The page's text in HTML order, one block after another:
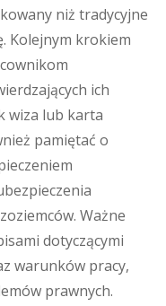
niż tradycyjne
Kolejnym krokiem
ich
wiza lub karta
pamiętać o
Ważne
dotyczącymi
warunków pracy,
prawnych.